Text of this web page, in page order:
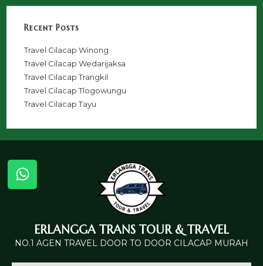
Recent Posts
Travel Cilacap Winong
Travel Cilacap Wedarijaksa
Travel Cilacap Trangkil
Travel Cilacap Tlogowungu
Travel Cilacap Tayu
ERLANGGA TRANS TOUR & TRAVEL
NO.1 AGEN TRAVEL DOOR TO DOOR CILACAP MURAH